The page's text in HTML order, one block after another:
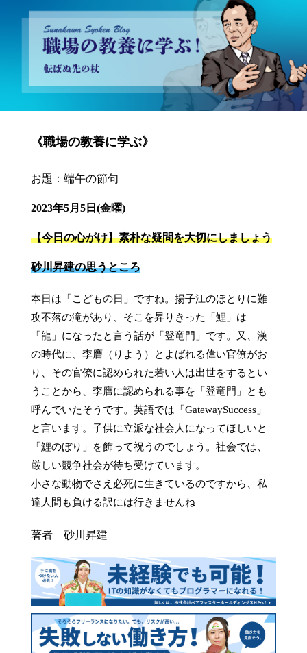
砂川昇建会長ブログ 職場の教養に学ぶ！～転ばぬ先の杖～
《職場の教養に学ぶ》
お題：端午の節句
2023年5月5日(金曜)
【今日の心がけ】素朴な疑問を大切にしましょう
砂川昇建の思うところ
本日は「こどもの日」ですね。揚子江のほとりに難
攻不落の滝があり、そこを昇りきった「鯉」は
「龍」になったと言う話が「登竜門」です。又、漢
の時代に、李膺（りよう）とよばれる偉い官僚がお
り、その官僚に認められた若い人は出世をするとい
うことから、李膺に認められる事を「登竜門」とも
呼んでいたそうです。英語では「GatewaySuccess」
と言います。子供に立派な社会人になってほしいと
「鯉のぼり」を飾って祝うのでしょう。社会では、
厳しい競争社会が待ち受けています。
小さな動物でさえ必死に生きているのですから、私
達人間も負ける訳には行きませんね
著者 砂川昇建